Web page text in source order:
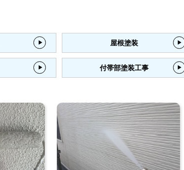
屋根塗装
付帯部塗装工事